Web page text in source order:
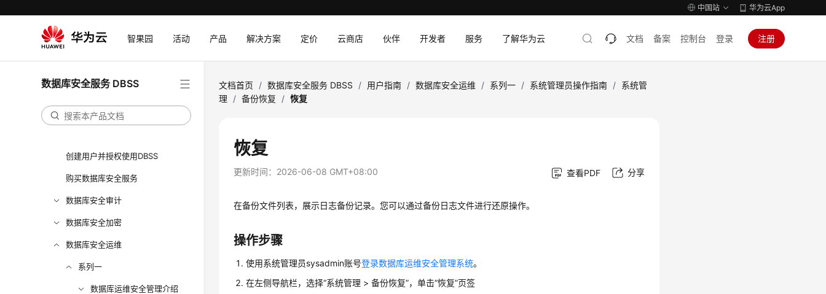
中国站 华为云App
智果园 活动 产品 解决方案 定价 云商店 伙伴 开发者 服务 了解华为云 文档 备案 控制台 登录 注册
数据库安全服务 DBSS
最新动态
计费说明
快速入门
创建用户并授权使用DBSS
购买数据库安全服务
数据库安全审计
数据库安全加密
数据库安全运维
系列一
数据库运维安全管理介绍
文档首页 / 数据库安全服务 DBSS / 用户指南 / 数据库安全运维 / 系列一 / 系统管理员操作指南 / 系统管
理
/ 备份恢复 / 恢复
恢复
更新时间： 2026-06-08 GMT+08:00 查看PDF 分享
在备份文件列表，展示日志备份记录。您可以通过备份日志文件进行还原操作。
操作步骤
使用系统管理员sysadmin账号登录数据库运维安全管理系统。
在左侧导航栏，选择“系统管理 > 备份恢复”，单击“恢复”页签